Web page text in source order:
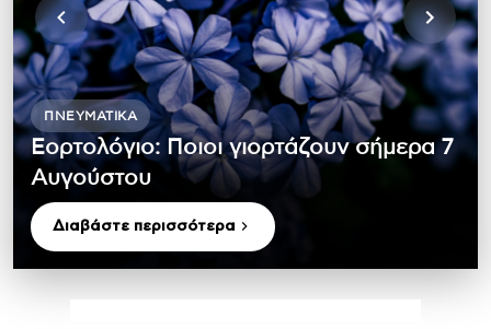
ΠΝΕΥΜΑΤΙΚΆ
Εορτολόγιο: Ποιοι γιορτάζουν σήμερα 7
Αυγούστου
Διαβάστε περισσότερα